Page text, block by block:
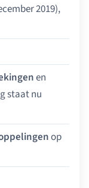
2019),
en
staat nu
op